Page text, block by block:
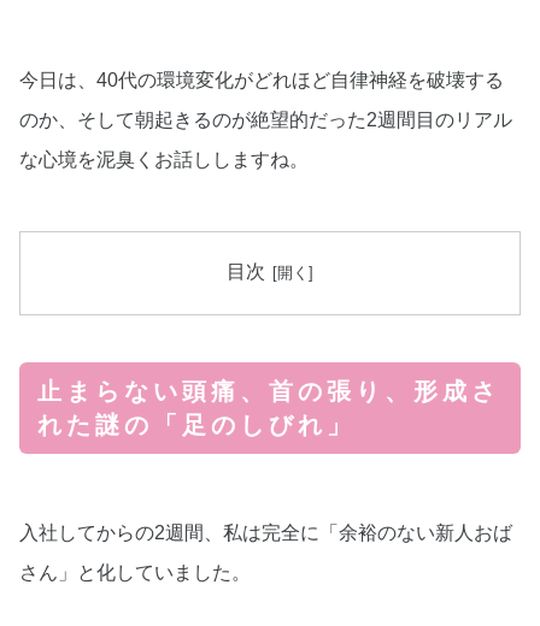
今日は、40代の環境変化がどれほど自律神経を破壊する
のか、そして朝起きるのが絶望的だった2週間目のリアル
な心境を泥臭くお話ししますね。
目次
止まらない頭痛、首の張り、形成さ
れた謎の「足のしびれ」
入社してからの2週間、私は完全に「余裕のない新人おば
さん」と化していました。